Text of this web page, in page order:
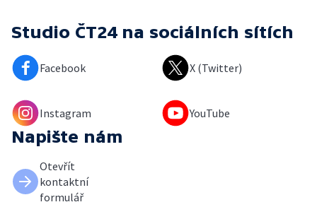
Studio ČT24 na sociálních sítích
Facebook X (Twitter)
Instagram YouTube
Napište nám
Otevřít
kontaktní
formulář